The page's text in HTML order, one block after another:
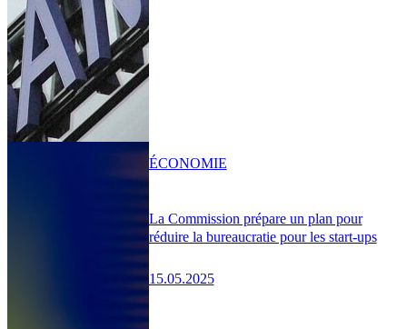
La Commission prépare un plan pour
réduire la bureaucratie pour les start-ups
15.05.2025
ÉCONOMIE